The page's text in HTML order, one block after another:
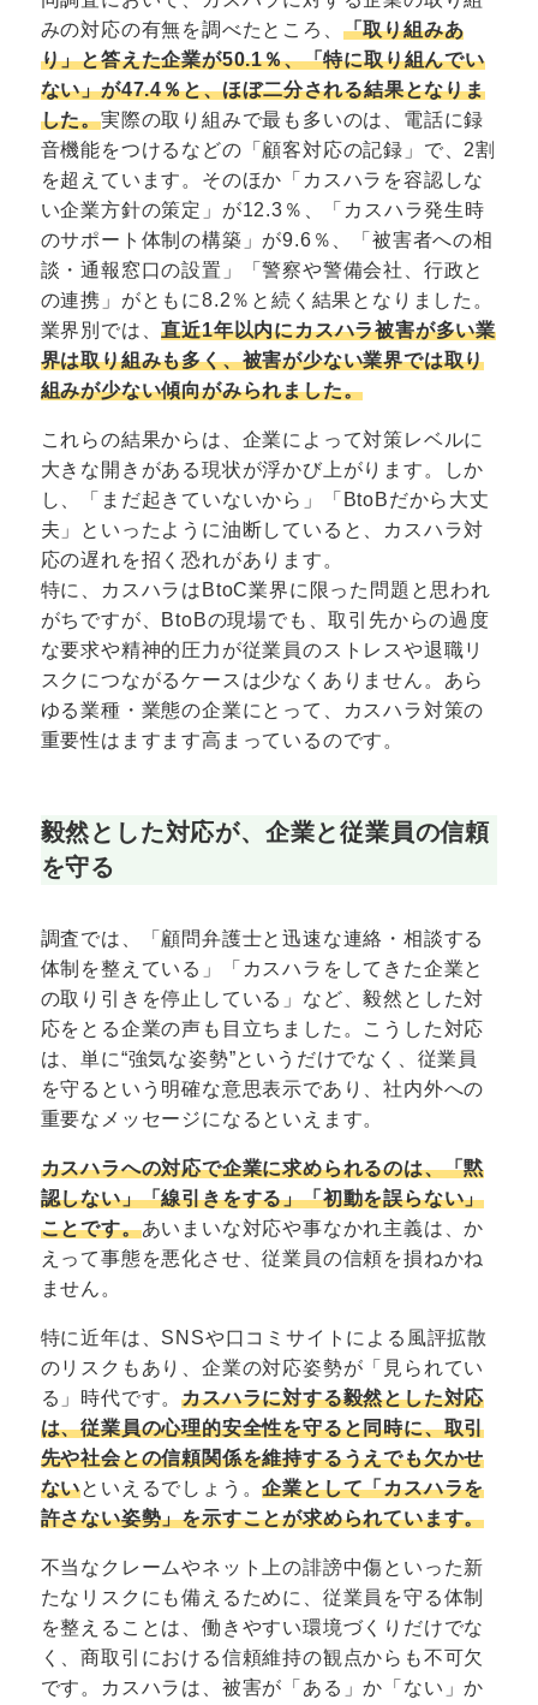
みの対応の有無を調べたところ、 「取り組みあ
り」と答えた企業が50.1％、「特に取り組んでい
ない」が47.4％と、ほぼ二分される結果となりま
した。実際の取り組みで最も多いのは、電話に録
音機能をつけるなどの「顧客対応の記録」で、2割
を超えています。そのほか「カスハラを容認しな
い企業方針の策定」が12.3％、「カスハラ発生時
のサポート体制の構築」が9.6％、「被害者への相
談・通報窓口の設置」「警察や警備会社、行政と
の連携」がともに8.2％と続く結果となりました。
業界別では、直近1年以内にカスハラ被害が多い業
界は取り組みも多く、被害が少ない業界では取り
組みが少ない傾向がみられました。
これらの結果からは、企業によって対策レベルに
大きな開きがある現状が浮かび上がります。しか
し、「まだ起きていないから」「BtoBだから大丈
夫」といったように油断していると、カスハラ対
応の遅れを招く恐れがあります。
特に、カスハラはBtoC業界に限った問題と思われ
がちですが、BtoBの現場でも、取引先からの過度
な要求や精神的圧力が従業員のストレスや退職リ
スクにつながるケースは少なくありません。あら
ゆる業種・業態の企業にとって、カスハラ対策の
重要性はますます高まっているのです。
毅然とした対応が、企業と従業員の信頼
を守る
調査では、「顧問弁護士と迅速な連絡・相談する
体制を整えている」「カスハラをしてきた企業と
の取り引きを停止している」など、毅然とした対
応をとる企業の声も目立ちました。こうした対応
は、単に“強気な姿勢”というだけでなく、従業員
を守るという明確な意思表示であり、社内外への
重要なメッセージになるといえます。
カスハラへの対応で企業に求められるのは、「黙
認しない」「線引きをする」「初動を誤らない」
ことです。あいまいな対応や事なかれ主義は、か
えって事態を悪化させ、従業員の信頼を損ねかね
ません。
特に近年は、SNSや口コミサイトによる風評拡散
のリスクもあり、企業の対応姿勢が「見られてい
る」時代です。カスハラに対する毅然とした対応
は、従業員の心理的安全性を守ると同時に、取引
先や社会との信頼関係を維持するうえでも欠かせ
ないといえるでしょう。企業として「カスハラを
許さない姿勢」を示すことが求められています。
不当なクレームやネット上の誹謗中傷といった新
たなリスクにも備えるために、従業員を守る体制
を整えることは、働きやすい環境づくりだけでな
く、商取引における信頼維持の観点からも不可欠
です。カスハラは、被害が「ある」か「ない」か